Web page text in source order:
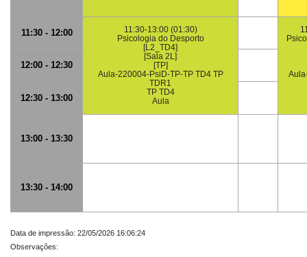
11:30 - 12:00
11:30-13:00 (01:30)
Psicologia do Desporto
[L2_TD4]
[Sala 2L]
[TP]
Aula-220004-PsiD-TP-TP TD4 TP
TDR1
TP TD4
Aula
12:00 - 12:30
12:30 - 13:00
13:00 - 13:30
13:30 - 14:00
Data de impressão: 22/05/2026 16:06:24
Observações: